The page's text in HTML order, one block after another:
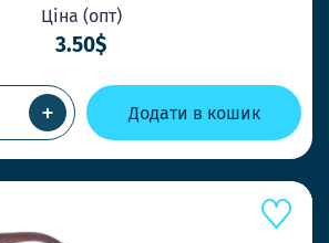
Ціна (опт)
3.50$
+ Додати в кошик